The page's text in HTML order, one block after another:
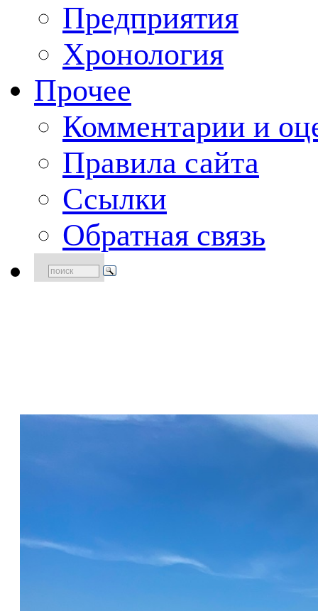
Предприятия
Хронология
Прочее
Комментарии и
Правила сайта
Ссылки
Обратная связь